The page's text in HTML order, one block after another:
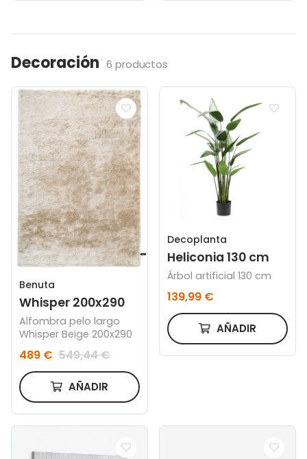
Decoración 6 productos
Benuta
Whisper 200x290
Alfombra pelo largo
Whisper Beige 200x290
489 € 549,44 €
AÑADIR
Decoplanta
Heliconia 130 cm
Árbol artificial 130 cm
139,99 €
AÑADIR